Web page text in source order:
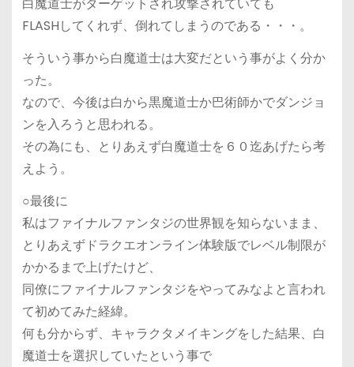
白魔道士がターゲットされ攻撃されていても
FLASHしてくれず、倒れてしまうのである・・・。
そういう事から白魔道士は大変だという事がよく分か
った。
なので、今後は白から黒魔道士か巴術師かでダンジョ
ンを入ろうと思われる。
その為にも、とりあえず白魔道士を６０迄あげたら考
えよう。
○最後に
私はファイナルファンタジの世界観を知らないまま、
とりあえずドラクエオンライン体験版でレベル制限が
かかるまで上げたけど、
同僚にファイナルファンタジをやってみなよと言われ
て初めてみた経緯。
何も分からず、キャラクタメイキングをした結果、白
魔道士を選択していたという事で